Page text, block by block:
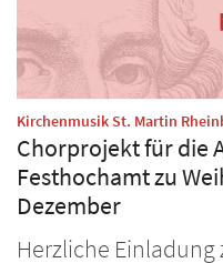
Kirchenmusik St. Martin
Chorprojekt für die
Festhochamt zu
Dezember
Herzliche